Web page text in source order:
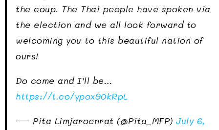
the coup. The Thai people have spoken via
the election and we all look forward to
welcoming you to this beautiful nation of
ours!
Do come and I’ll be…
https://t.co/ypox90kRpL
— Pita Limjaroenrat (@Pita_MFP) July 6,